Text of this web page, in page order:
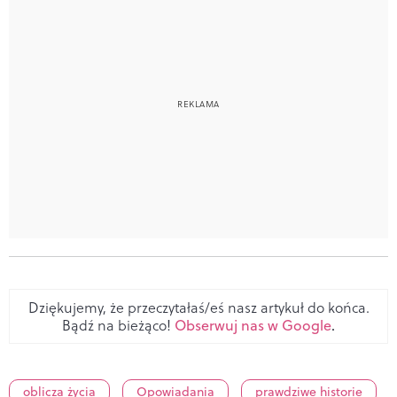
Dziękujemy, że przeczytałaś/eś nasz artykuł do końca.
Bądź na bieżąco! Obserwuj nas w Google.
oblicza życia Opowiadania prawdziwe historie